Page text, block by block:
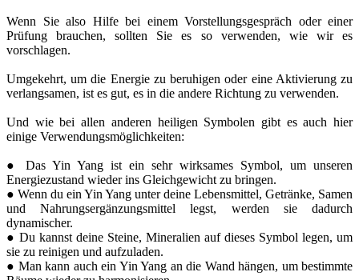
Wenn Sie also Hilfe bei einem Vorstellungsgespräch oder einer
Prüfung brauchen, sollten Sie es so verwenden, wie wir es
vorschlagen.
Umgekehrt, um die Energie zu beruhigen oder eine Aktivierung zu
verlangsamen, ist es gut, es in die andere Richtung zu verwenden.
Und wie bei allen anderen heiligen Symbolen gibt es auch hier
einige Verwendungsmöglichkeiten:
● Das Yin Yang ist ein sehr wirksames Symbol, um unseren
Energiezustand wieder ins Gleichgewicht zu bringen.
● Wenn du ein Yin Yang unter deine Lebensmittel, Getränke, Samen
und Nahrungsergänzungsmittel legst, werden sie dadurch
dynamischer.
● Du kannst deine Steine, Mineralien auf dieses Symbol legen, um
sie zu reinigen und aufzuladen.
● Man kann auch ein Yin Yang an die Wand hängen, um bestimmte